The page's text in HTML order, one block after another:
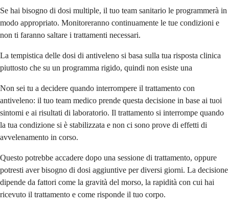
Se hai bisogno di dosi multiple, il tuo team sanitario le programmerà in
modo appropriato. Monitoreranno continuamente le tue condizioni e
non ti faranno saltare i trattamenti necessari.
La tempistica delle dosi di antiveleno si basa sulla tua risposta clinica
piuttosto che su un programma rigido, quindi non esiste una
Non sei tu a decidere quando interrompere il trattamento con
antiveleno: il tuo team medico prende questa decisione in base ai tuoi
sintomi e ai risultati di laboratorio. Il trattamento si interrompe quando
la tua condizione si è stabilizzata e non ci sono prove di effetti di
avvelenamento in corso.
Questo potrebbe accadere dopo una sessione di trattamento, oppure
potresti aver bisogno di dosi aggiuntive per diversi giorni. La decisione
dipende da fattori come la gravità del morso, la rapidità con cui hai
ricevuto il trattamento e come risponde il tuo corpo.